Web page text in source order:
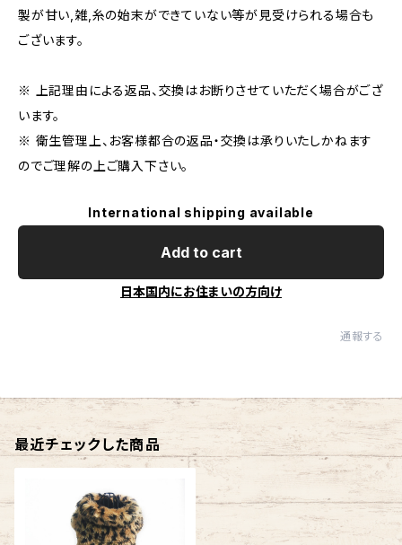
製が甘い,雑,糸の始末ができていない等が見受けられる場合も
ございます。
※ 上記理由による返品、交換はお断りさせていただく場合がござ
います。
※ 衛生管理上、お客様都合の返品・交換は承りいたしかねます
のでご理解の上ご購入下さい。
International shipping available
Add to cart
日本国内にお住まいの方向け
通報する
最近チェックした商品